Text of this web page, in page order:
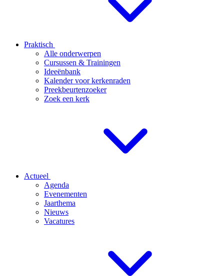
Praktisch
Alle onderwerpen
Cursussen & Trainingen
Ideeënbank
Kalender voor kerkenraden
Preekbeurtenzoeker
Zoek een kerk
Actueel
Agenda
Evenementen
Jaarthema
Nieuws
Vacatures